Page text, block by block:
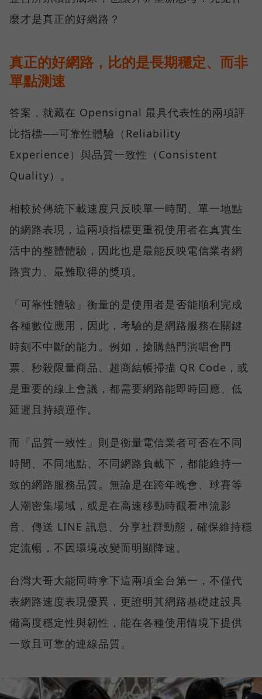
麼才是真正的好網路？
真正的好網路，比的是長期穩定、而非
單點測速
答案，就藏在 Opensignal 最具代表性的兩項評
比指標──可靠性體驗（Reliability
Experience）與品質一致性（Consistent
Quality）。
相較於傳統下載速度只反映單一時間、單一地點
的網路表現，這兩項指標更重視使用者在真實生
活中的整體體驗，因此也是最能反映電信業者網
路實力、最難取得的獎項。
「可靠性體驗」衡量的是使用者是否能順利完成
各種數位應用，因此，考驗的是網路服務在關鍵
時刻不中斷的能力。例如，搶購熱門演唱會門
票、秒殺限量商品、超商結帳掃描 QR Code，或
是重要的線上會議，都需要網路能即時回應、低
延遲且持續運作。
而「品質一致性」則是衡量電信業者可否在不同
時間、不同地點、不同網路負載下，都能維持一
致的網路服務品質。無論是在跨年晚會、球賽等
人潮密集場域，或是在高速移動時觀看串流影
音、傳送 LINE 訊息、分享社群動態，確保維持穩
定流暢，不因環境改變而明顯降速。
台灣大哥大能同時拿下這兩項全台第一，不僅代
表網路速度表現優異，更證明其網路基礎建設具
備高度穩定性與韌性，能在各種使用情境下提供
一致且可靠的連線品質。